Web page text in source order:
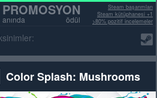
PROMOSYON
anında ödül
Steam başarımları
Steam kütüphanesi +1
>80% pozitif incelemeler
Color Splash: Mushrooms